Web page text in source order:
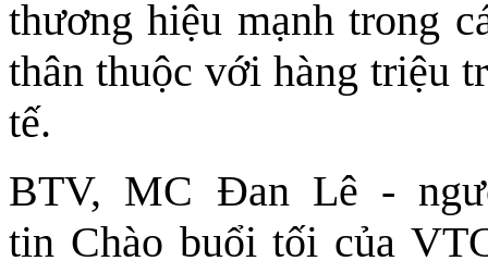
thương hiệu mạnh trong
thân thuộc với hàng triệu
tế.
BTV, MC Đan Lê -
tin Chào buổi tối của